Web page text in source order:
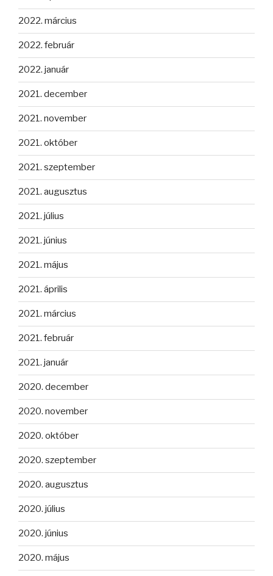
2022. március
2022. február
2022. január
2021. december
2021. november
2021. október
2021. szeptember
2021. augusztus
2021. július
2021. június
2021. május
2021. április
2021. március
2021. február
2021. január
2020. december
2020. november
2020. október
2020. szeptember
2020. augusztus
2020. július
2020. június
2020. május